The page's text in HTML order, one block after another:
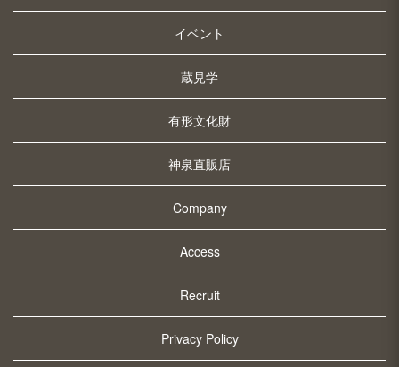
イベント
蔵見学
有形文化財
神泉直販店
Company
Access
Recruit
Privacy Policy